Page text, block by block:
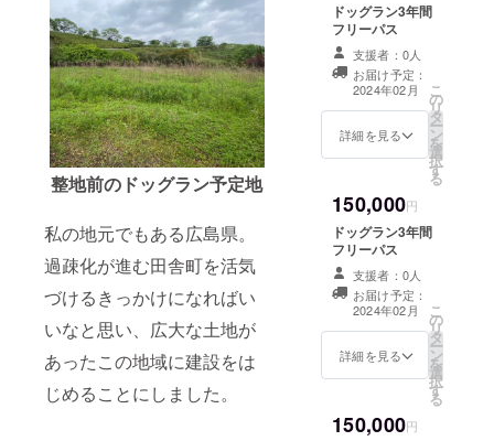
整地前のドッグラン予定地
私の地元でもある広島県。
過疎化が進む田舎町を活気
づけるきっかけになればい
いなと思い、広大な土地が
あったこの地域に建設をは
じめることにしました。
ドッグラン3年間
フリーパス
支援者：0人
お届け予定：
2024年02月
詳細を見る
こ
の
リ
タ
ー
ン
を
選
択
す
る
150,000円
ドッグラン3年間
フリーパス
支援者：0人
お届け予定：
2024年02月
詳細を見る
こ
の
リ
タ
ー
ン
を
選
択
す
る
150,000円